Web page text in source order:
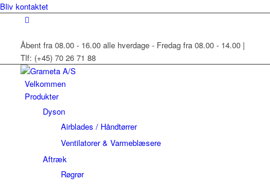
Bliv kontaktet
Åbent fra 08.00 - 16.00 alle hverdage - Fredag fra 08.00 - 14.00 |
Tlf: (+45) 70 26 71 88
Velkommen
Produkter
Dyson
Airblades / Håndtørrer
Ventilatorer & Varmeblæsere
Aftræk
Røgrør